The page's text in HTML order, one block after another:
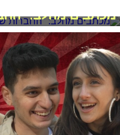
מכתבים מהלב: